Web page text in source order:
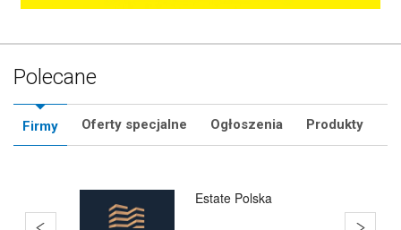
Polecane
Firmy Oferty specjalne Ogłoszenia Produkty
Bańki Mydlane Gdańsk